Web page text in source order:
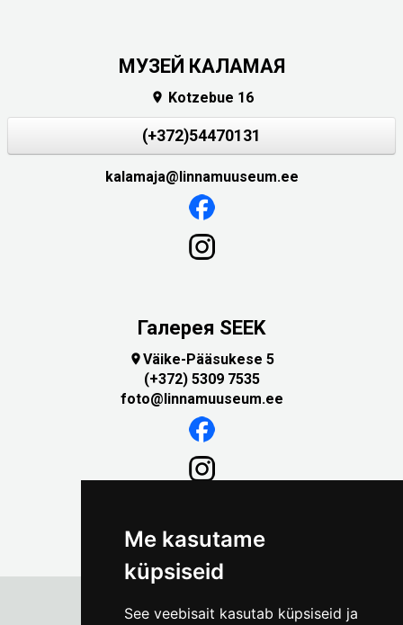
Me kasutame
küpsiseid
See veebisait kasutab küpsiseid ja
МУЗЕЙ КАЛАМАЯ
 Kotzebue 16
(+372)54470131
kalamaja@linnamuuseum.ee
Галерея SEEK
Väike-Pääsukese 5
(+372) 5309 7535
foto@linnamuuseum.ee